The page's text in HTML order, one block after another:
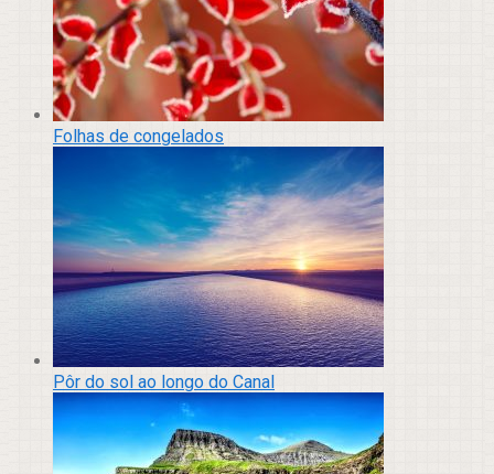
Folhas de congelados
Pôr do sol ao longo do Canal